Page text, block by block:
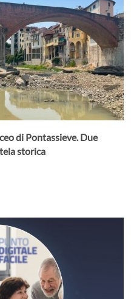
di Pontassieve. Due
storica